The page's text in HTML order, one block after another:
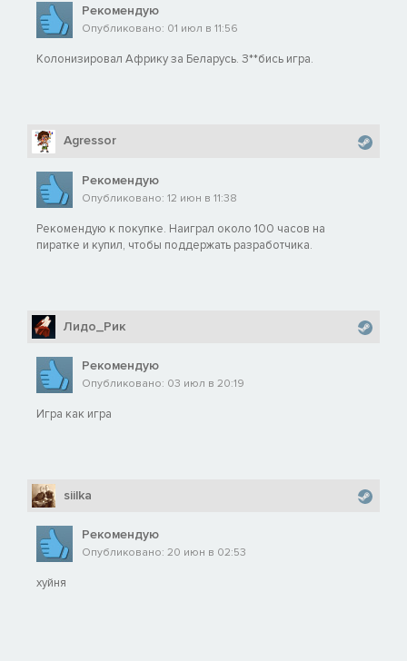
Рекомендую
Опубликовано: 01 июл в 11:56
Колонизировал Африку за Беларусь. З**бись игра.
Agressor
Рекомендую
Опубликовано: 12 июн в 11:38
Рекомендую к покупке. Наиграл около 100 часов на
пиратке и купил, чтобы поддержать разработчика.
Лидо_Рик
Рекомендую
Опубликовано: 03 июл в 20:19
Игра как игра
siilka
Рекомендую
Опубликовано: 20 июн в 02:53
хуйня